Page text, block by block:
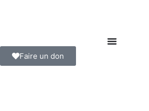
Faire un don